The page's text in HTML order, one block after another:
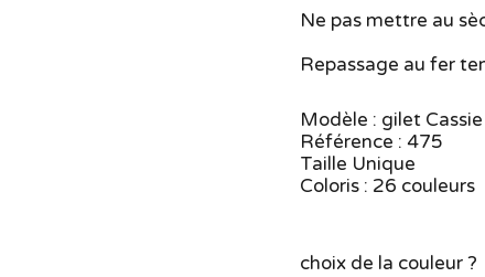
Ne pas mettre au
Repassage au fer
Modèle : gilet Cassie
Référence : 475
Taille Unique
Coloris : 26 couleurs
Vous
choix de la couleur ?